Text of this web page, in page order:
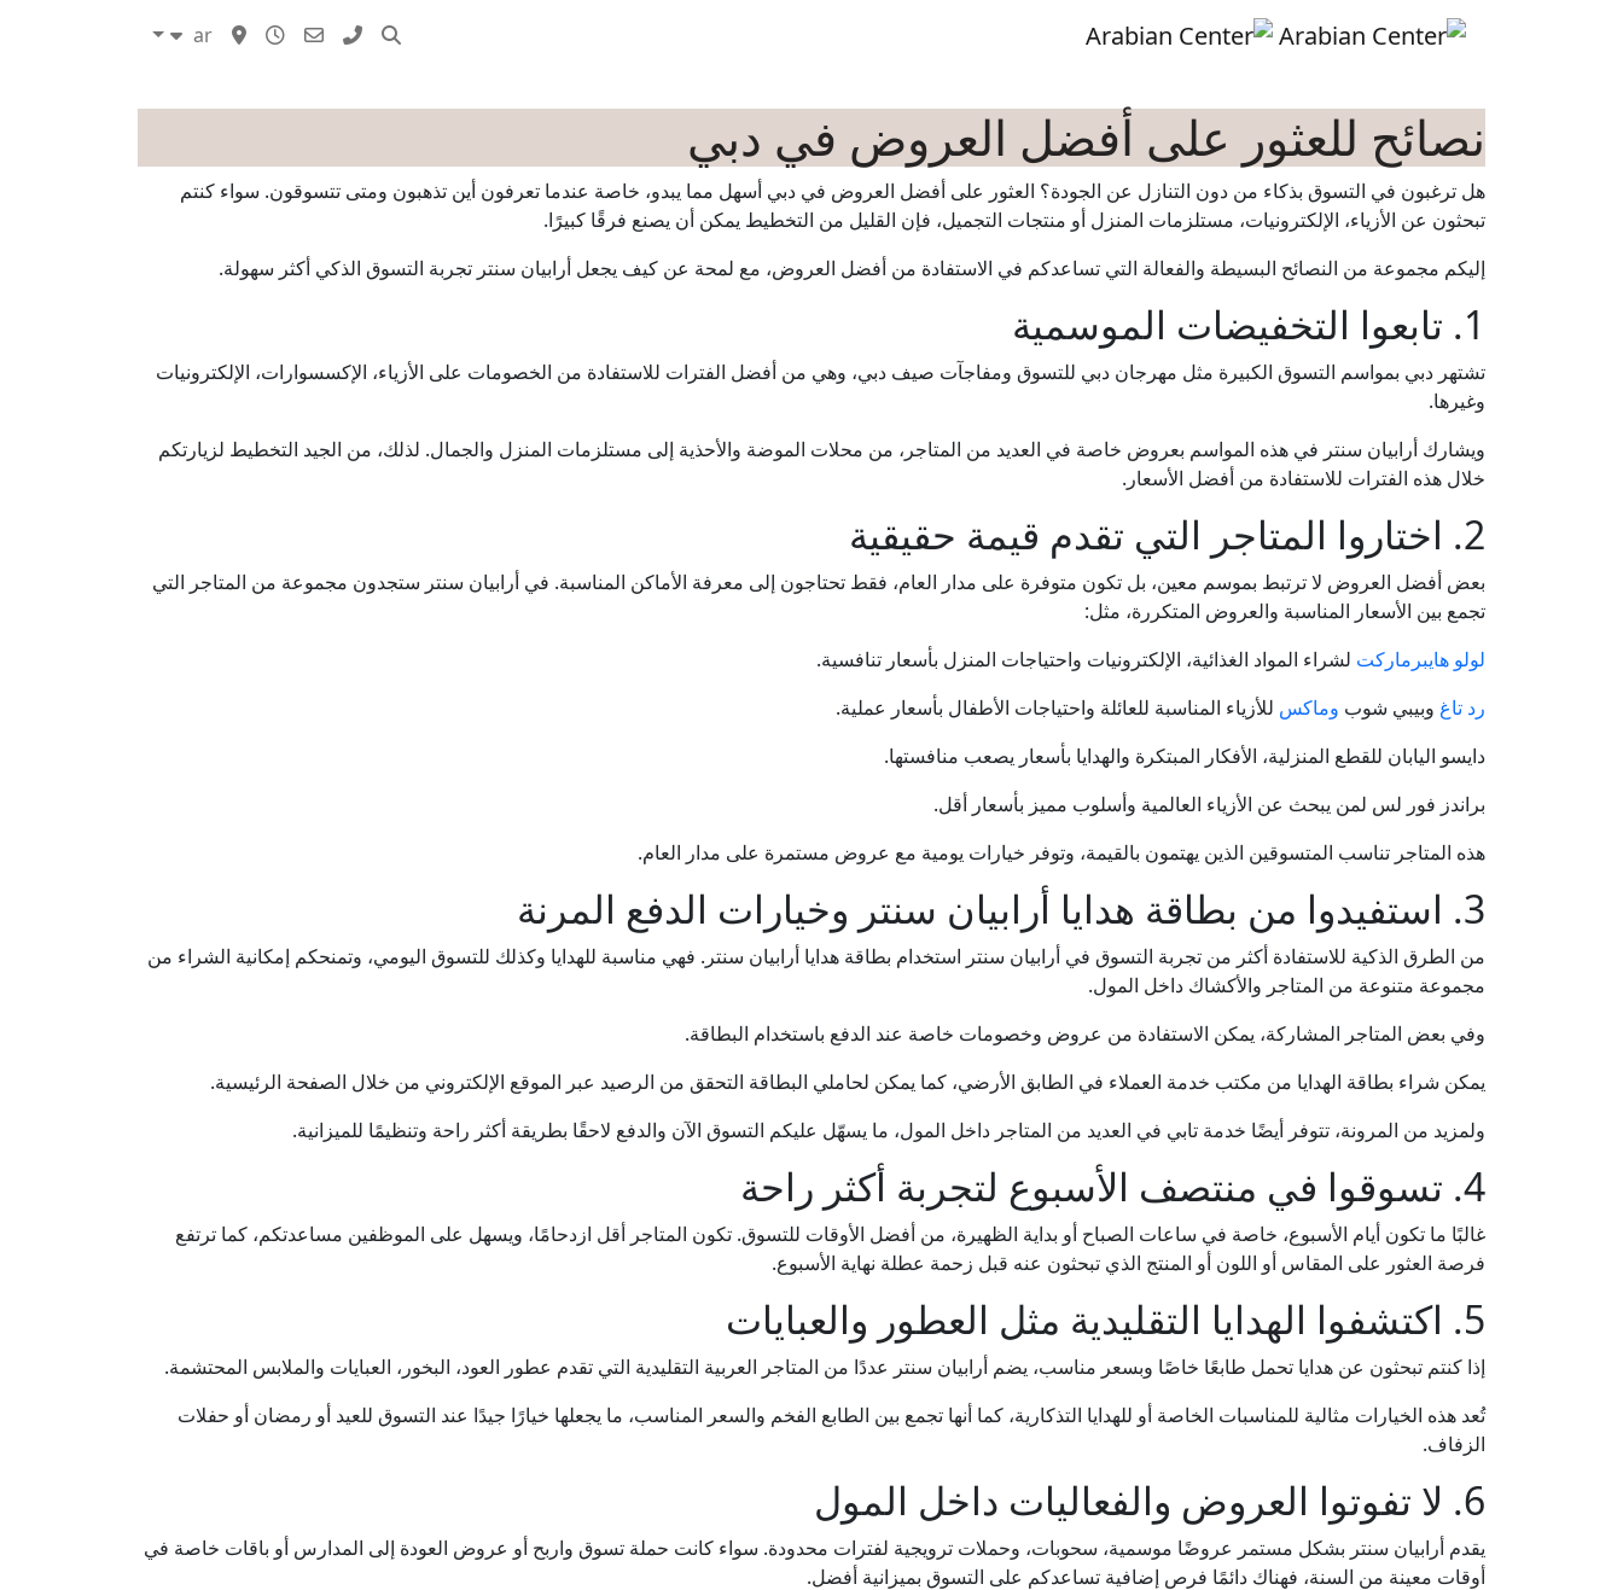
Skip to main content
ar
نصائح للعثور على أفضل العروض في دبي
هل ترغبون في التسوق بذكاء من دون التنازل عن الجودة؟ العثور على أفضل العروض في دبي أسهل مما يبدو، خاصة عندما تعرفون أين تذهبون ومتى تتسوقون. سواء كنتم
تبحثون عن الأزياء، الإلكترونيات، مستلزمات المنزل أو منتجات التجميل، فإن القليل من التخطيط يمكن أن يصنع فرقًا كبيرًا.
إليكم مجموعة من النصائح البسيطة والفعالة التي تساعدكم في الاستفادة من أفضل العروض، مع لمحة عن كيف يجعل أرابيان سنتر تجربة التسوق الذكي أكثر سهولة.
1. تابعوا التخفيضات الموسمية
تشتهر دبي بمواسم التسوق الكبيرة مثل مهرجان دبي للتسوق ومفاجآت صيف دبي، وهي من أفضل الفترات للاستفادة من الخصومات على الأزياء، الإكسسوارات، الإلكترونيات
وغيرها.
ويشارك أرابيان سنتر في هذه المواسم بعروض خاصة في العديد من المتاجر، من محلات الموضة والأحذية إلى مستلزمات المنزل والجمال. لذلك، من الجيد التخطيط لزيارتكم
خلال هذه الفترات للاستفادة من أفضل الأسعار.
2. اختاروا المتاجر التي تقدم قيمة حقيقية
بعض أفضل العروض لا ترتبط بموسم معين، بل تكون متوفرة على مدار العام، فقط تحتاجون إلى معرفة الأماكن المناسبة. في أرابيان سنتر ستجدون مجموعة من المتاجر التي
تجمع بين الأسعار المناسبة والعروض المتكررة، مثل:
لولو هايبرماركت لشراء المواد الغذائية، الإلكترونيات واحتياجات المنزل بأسعار تنافسية.
رد تاغ وبيبي شوب وماكس للأزياء المناسبة للعائلة واحتياجات الأطفال بأسعار عملية.
دايسو اليابان للقطع المنزلية، الأفكار المبتكرة والهدايا بأسعار يصعب منافستها.
براندز فور لس لمن يبحث عن الأزياء العالمية وأسلوب مميز بأسعار أقل.
هذه المتاجر تناسب المتسوقين الذين يهتمون بالقيمة، وتوفر خيارات يومية مع عروض مستمرة على مدار العام.
3. استفيدوا من بطاقة هدايا أرابيان سنتر وخيارات الدفع المرنة
من الطرق الذكية للاستفادة أكثر من تجربة التسوق في أرابيان سنتر استخدام بطاقة هدايا أرابيان سنتر. فهي مناسبة للهدايا وكذلك للتسوق اليومي، وتمنحكم إمكانية الشراء من
مجموعة متنوعة من المتاجر والأكشاك داخل المول.
وفي بعض المتاجر المشاركة، يمكن الاستفادة من عروض وخصومات خاصة عند الدفع باستخدام البطاقة.
يمكن شراء بطاقة الهدايا من مكتب خدمة العملاء في الطابق الأرضي، كما يمكن لحاملي البطاقة التحقق من الرصيد عبر الموقع الإلكتروني من خلال الصفحة الرئيسية.
ولمزيد من المرونة، تتوفر أيضًا خدمة تابي في العديد من المتاجر داخل المول، ما يسهّل عليكم التسوق الآن والدفع لاحقًا بطريقة أكثر راحة وتنظيمًا للميزانية.
4. تسوقوا في منتصف الأسبوع لتجربة أكثر راحة
غالبًا ما تكون أيام الأسبوع، خاصة في ساعات الصباح أو بداية الظهيرة، من أفضل الأوقات للتسوق. تكون المتاجر أقل ازدحامًا، ويسهل على الموظفين مساعدتكم، كما ترتفع
فرصة العثور على المقاس أو اللون أو المنتج الذي تبحثون عنه قبل زحمة عطلة نهاية الأسبوع.
5. اكتشفوا الهدايا التقليدية مثل العطور والعبايات
إذا كنتم تبحثون عن هدايا تحمل طابعًا خاصًا وبسعر مناسب، يضم أرابيان سنتر عددًا من المتاجر العربية التقليدية التي تقدم عطور العود، البخور، العبايات والملابس المحتشمة.
تُعد هذه الخيارات مثالية للمناسبات الخاصة أو للهدايا التذكارية، كما أنها تجمع بين الطابع الفخم والسعر المناسب، ما يجعلها خيارًا جيدًا عند التسوق للعيد أو رمضان أو حفلات
الزفاف.
6. لا تفوتوا العروض والفعاليات داخل المول
يقدم أرابيان سنتر بشكل مستمر عروضًا موسمية، سحوبات، وحملات ترويجية لفترات محدودة. سواء كانت حملة تسوق واربح أو عروض العودة إلى المدارس أو باقات خاصة في
أوقات معينة من السنة، فهناك دائمًا فرص إضافية تساعدكم على التسوق بميزانية أفضل.